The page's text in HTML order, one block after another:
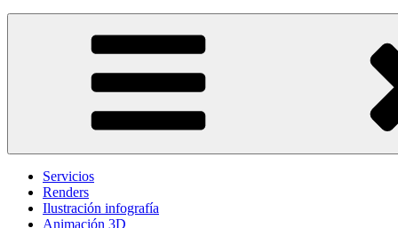
Servicios
Renders
Ilustración infografía
Animación 3D